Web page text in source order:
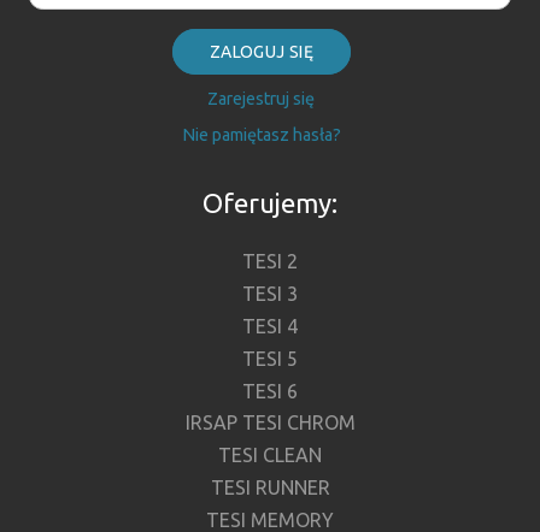
ZALOGUJ SIĘ
Zarejestruj się
Nie pamiętasz hasła?
Oferujemy:
TESI 2
TESI 3
TESI 4
TESI 5
TESI 6
IRSAP TESI CHROM
TESI CLEAN
TESI RUNNER
TESI MEMORY